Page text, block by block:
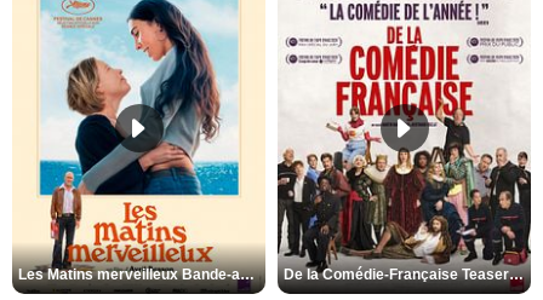
Les Matins merveilleux Bande-annonce VF De la Comédie-Française Teaser VF